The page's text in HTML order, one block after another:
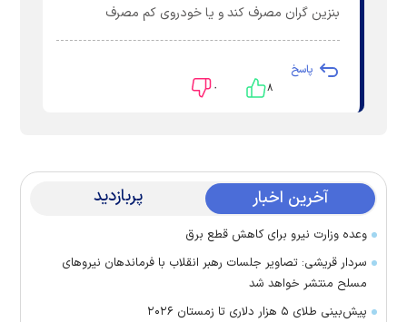
بنزین گران مصرف کند و یا خودروی کم مصرف
پاسخ
۸ ۰
آخرین اخبار پربازدید
وعده وزارت نیرو برای کاهش قطع برق
سردار قریشی: تصاویر جلسات رهبر انقلاب با فرماندهان نیرو‌های
مسلح منتشر خواهد شد
پیش‌بینی طلای ۵ هزار دلاری تا زمستان ۲۰۲۶